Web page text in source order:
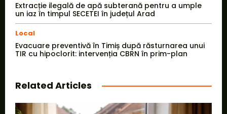
Extracție ilegală de apă subterană pentru a umple
un iaz în timpul SECETEI în județul Arad
Local
Evacuare preventivă în Timiș după răsturnarea unui
TIR cu hipoclorit: intervenția CBRN în prim-plan
Related Articles